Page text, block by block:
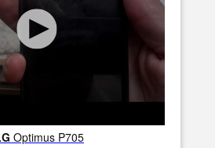
Optimus P705